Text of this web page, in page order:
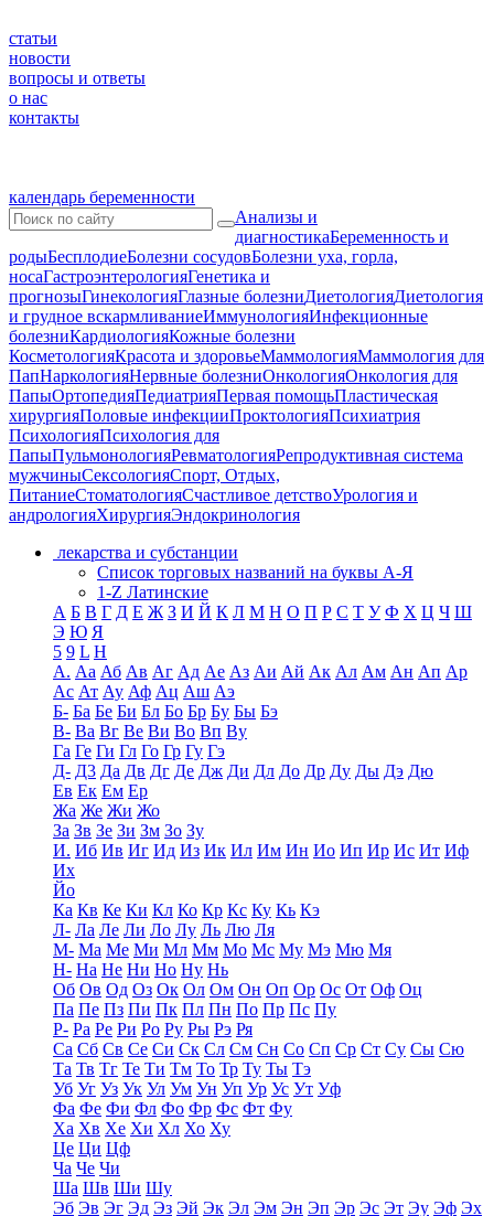
статьи
новости
вопросы и ответы
о нас
контакты
календарь беременности
Анализы и
диагностикаБеременность и
родыБесплодиеБолезни сосудовБолезни уха, горла,
носаГастроэнтерологияГенетика и
прогнозыГинекологияГлазные болезниДиетологияДиетология
и грудное вскармливаниеИммунологияИнфекционные
болезниКардиологияКожные болезни
КосметологияКрасота и здоровьеМаммологияМаммология для
ПапНаркологияНервные болезниОнкологияОнкология для
ПапыОртопедияПедиатрияПервая помощьПластическая
хирургияПоловые инфекцииПроктологияПсихиатрия
ПсихологияПсихология для
ПапыПульмонологияРевматологияРепродуктивная система
мужчиныСексологияСпорт, Отдых,
ПитаниеСтоматологияСчастливое детствоУрология и
андрологияХирургияЭндокринология
лекарства и субстанции
Список торговых названий на буквы А-Я
1-Z Латинские
А Б В Г Д Е Ж З И Й К Л М Н О П Р С Т У Ф Х Ц Ч Ш
Э Ю Я
5 9 L H
А. Аа Аб Ав Аг Ад Ае Аз Аи Ай Ак Ал Ам Ан Ап Ар
Ас Ат Ау Аф Ац Аш Аэ
Б- Ба Бе Би Бл Бо Бр Бу Бы Бэ
В- Ва Вг Ве Ви Во Вп Ву
Га Ге Ги Гл Го Гр Гу Гэ
Д- Д3 Да Дв Дг Де Дж Ди Дл До Др Ду Ды Дэ Дю
Ев Ек Ем Ер
Жа Же Жи Жо
За Зв Зе Зи Зм Зо Зу
И. Иб Ив Иг Ид Из Ик Ил Им Ин Ио Ип Ир Ис Ит Иф
Их
Йо
Ка Кв Ке Ки Кл Ко Кр Кс Ку Кь Кэ
Л- Ла Ле Ли Ло Лу Ль Лю Ля
М- Ма Ме Ми Мл Мм Мо Мс Му Мэ Мю Мя
Н- На Не Ни Но Ну Нь
Об Ов Од Оз Ок Ол Ом Он Оп Ор Ос От Оф Оц
Па Пе Пз Пи Пк Пл Пн По Пр Пс Пу
Р- Ра Ре Ри Ро Ру Ры Рэ Ря
Са Сб Св Се Си Ск Сл См Сн Со Сп Ср Ст Су Сы Сю
Та Тв Тг Те Ти Тм То Тр Ту Ты Тэ
Уб Уг Уз Ук Ул Ум Ун Уп Ур Ус Ут Уф
Фа Фе Фи Фл Фо Фр Фс Фт Фу
Ха Хв Хе Хи Хл Хо Ху
Це Ци Цф
Ча Че Чи
Ша Шв Ши Шу
Эб Эв Эг Эд Эз Эй Эк Эл Эм Эн Эп Эр Эс Эт Эу Эф Эх